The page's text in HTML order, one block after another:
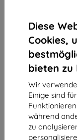
Diese
Cookies,
bieten zu
Wir
Einige sind
während
zu
vom ganzen
Shield-Sk s.r.o.